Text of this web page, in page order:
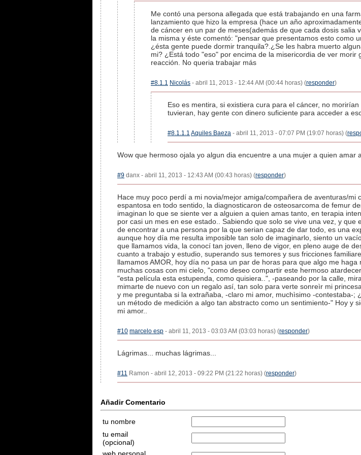
Me contó una persona allegada que está trabajando en una
lanzamiento que hizo la empresa (hace un año
de cáncer en un par de meses(además de que cada dosis
la misma y éste comentó: "pensar que presentamos esto como
¿ésta gente puede dormir tranquila?.¿Se les habra muerto
mi? ¿Está todo "eso" por encima de la misericordia de ver
reacción. No queria trabajar más
#8.1.1 Nicolás - abril 11, 2013 - 12:44 AM (00:44 horas) (responder)
Eso es mentira, si existiera cura para el cáncer, no
tuvieran, hay gente con dinero suficiente para acceder a
#8.1.1.1 Aquiles Baeza - abril 11, 2013 - 07:07 PM (19:07 horas) (
Wow que hermoso ojala yo algun dia encuentre a una mujer a quien amar
#9 danx - abril 11, 2013 - 12:43 AM (00:43 horas) (responder)
Hace muy poco perdí a mi novia/mejor amiga/compañera de aventuras/
espantosa en todo sentido, la diagnosticaron de osteosarcoma de femur
imaginan lo que se siente ver a alguien a quien amas tanto, en terapia
por casi un mes en ese estado.. Sabiendo que solo se vive una vez, y
de encontrar a una persona por la que serian capaz de dar todo, es una
aunque hoy día me resulta imposible tan solo de imaginarlo, siento un
que llamamos vida, la conocí tan joven, lleno de vigor, en pleno auge de
cuanto a trabajo y estudio, superando sus temores y sus fricciones
llamamos AMOR, hoy día no pasa un par de horas para que algo me
muchas cosas con mi cielo, "como deseo compartir este hermoso
"esta película esta estupenda, como quisiera..", -paseando por la calle,
mimarte de nuevo con un regalo así, tan solo para verte sonreìr mi
y me preguntaba si la extrañaba, -claro mi amor, muchìsimo -contestaba-
un método de medición a algo tan abstracto como un sentimiento-" Hoy y
mi amor..
#10 marcelo esp - abril 11, 2013 - 03:03 AM (03:03 horas) (responder)
Lágrimas... muchas lágrimas...
#11 Ramon - abril 12, 2013 - 09:22 PM (21:22 horas) (responder)
Añadir Comentario
tu nombre
tu email
(opcional)